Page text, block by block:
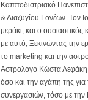
Καπποδιστριακό
& Διαζυγίου Γονέων. Τον
μεράκι, και ο
με αυτό; Ξεκινώντας την
το marketing και την
Αστρολόγο Κώστα Λεφάκη,
όσο και την αγάπη της
συνεργασιών, τόσο με